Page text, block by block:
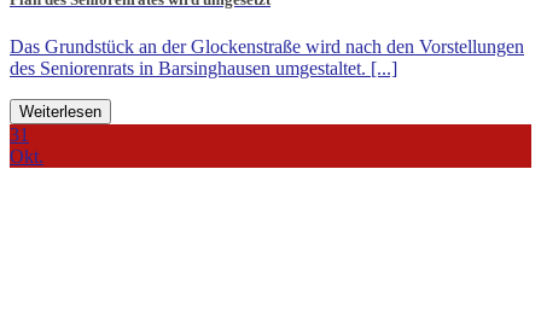
Das Grundstück an der Glockenstraße wird nach den Vorstellungen
des Seniorenrats in Barsinghausen umgestaltet. [...]
Weiterlesen
31
Okt.